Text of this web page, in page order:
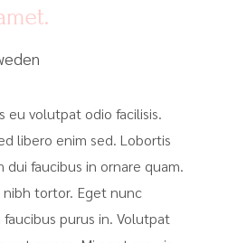
eu volutpat odio facilisis.
libero enim sed. Lobortis
faucibus in ornare quam.
tortor. Eget nunc
purus in. Volutpat